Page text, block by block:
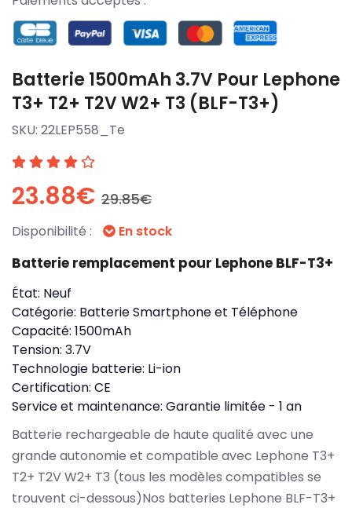
Batterie 1500mAh 3.7V Pour Lephone
T3+ T2+ T2V W2+ T3 (BLF-T3+)
SKU: 22LEP558_Te
23.88€ 29.85€
Disponibilité : En stock
Batterie remplacement pour Lephone BLF-T3+
État: Neuf
Catégorie: Batterie Smartphone et Téléphone
Capacité: 1500mAh
Tension: 3.7V
Technologie batterie: Li-ion
Certification: CE
Service et maintenance: Garantie limitée - 1 an
Batterie rechargeable de haute qualité avec une
grande autonomie et compatible avec Lephone T3+
T2+ T2V W2+ T3 (tous les modèles compatibles se
trouvent ci-dessous)Nos batteries Lephone BLF-T3+